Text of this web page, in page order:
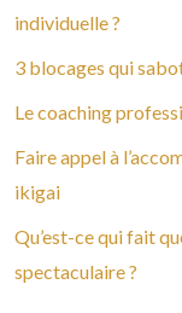
individuelle ?
3 blocages qui
Le coaching
Faire appel à
ikigai
Qu’est-ce qui fait
spectaculaire ?